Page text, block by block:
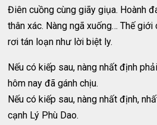
Điên cuồng cùng giãy giụa. Hoành
thân xác. Nàng ngã xuống… Thế
rơi tán loạn như lời biệt ly.
Nếu có kiếp sau, nàng nhất định
hôm nay đã gánh chịu.
Nếu có kiếp sau, nàng nhất định,
cạnh Lý Phù Dao.